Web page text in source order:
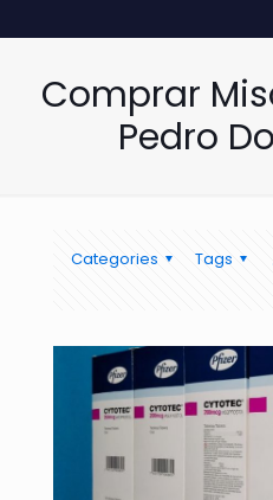
Comprar
Pedro
Categories Tags